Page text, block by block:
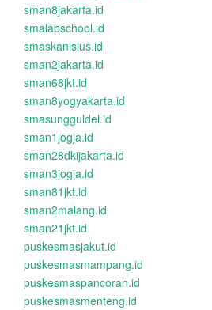
sman8jakarta.id
smalabschool.id
smaskanisius.id
sman2jakarta.id
sman68jkt.id
sman8yogyakarta.id
smasungguldel.id
sman1jogja.id
sman28dkijakarta.id
sman3jogja.id
sman81jkt.id
sman2malang.id
sman21jkt.id
puskesmasjakut.id
puskesmasmampang.id
puskesmaspancoran.id
puskesmasmenteng.id